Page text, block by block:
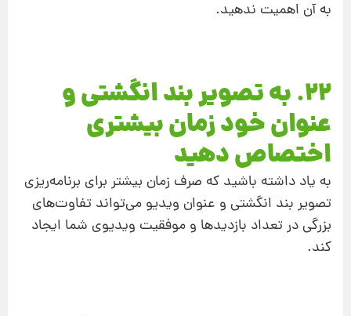
به آن اهمیت ندهید.
22. به تصویر بند انگشتی و
عنوان خود زمان بیشتری
اختصاص دهید
به یاد داشته باشید که صرف زمان بیشتر برای برنامه‌ریزی
تصویر بند انگشتی و عنوان ویدیو می‌تواند تفاوت‌های
بزرگی در تعداد بازدیدها و موفقیت ویدیوی شما ایجاد
کند.